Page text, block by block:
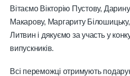
Вітаємо Вікторію Пустову,
Макарову, Маргариту
Литвин і дякуємо за участь у
випускників.
Всі переможці отримують